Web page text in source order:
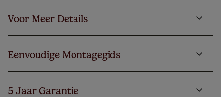
Voor Meer Details
Eenvoudige Montagegids
5 Jaar Garantie